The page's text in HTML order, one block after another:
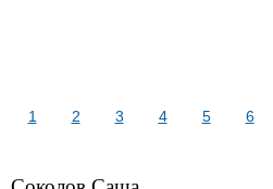
1 2 3 4 5 6